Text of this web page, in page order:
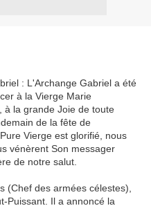
: L'Archange Gabriel a été
à la Vierge Marie
à la grande Joie de toute
de la fête de
Vierge est glorifié nous
vénèrent Son messager
de notre salut
(Chef des armées célestes)
Puissant Il a annoncé la